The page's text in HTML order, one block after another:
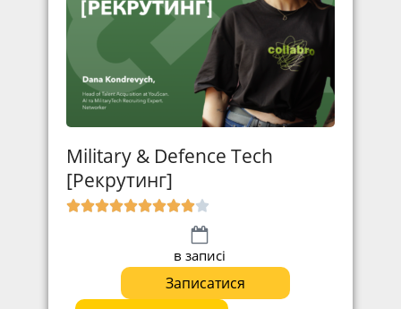
Military & Defence Tech
[Рекрутинг]
в записі
Записатися